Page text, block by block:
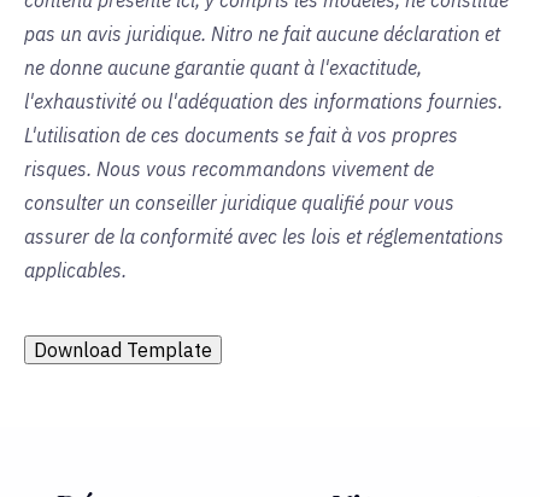
pas un avis juridique. Nitro ne fait aucune déclaration et
ne donne aucune garantie quant à l'exactitude,
l'exhaustivité ou l'adéquation des informations fournies.
L'utilisation de ces documents se fait à vos propres
risques. Nous vous recommandons vivement de
consulter un conseiller juridique qualifié pour vous
assurer de la conformité avec les lois et réglementations
applicables.
Download Template